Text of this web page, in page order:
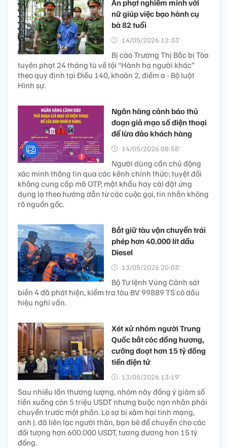
Án phạt nghiêm minh với
nữ giúp việc bạo hành cụ
bà 82 tuổi
14/05/2026 12:33’
Bị cáo Trương Thị Bắc bị Tòa
tuyên phạt 24 tháng tù về tội “Hành hạ người khác”
theo quy định tại Điều 140, khoản 2, điểm a - Bộ luật
Hình sự.
Ngân hàng cảnh báo thủ
đoạn giả mạo số điện thoại
để lừa đảo khách hàng
14/05/2026 08:58’
Người dùng cần chủ động
xác minh thông tin qua các kênh chính thức; tuyệt đối
không cung cấp mã OTP, mật khẩu hay cài đặt ứng
dụng lạ theo hướng dẫn từ các cuộc gọi, tin nhắn không
rõ nguồn gốc.
Bắt giữ tàu vận chuyển trái
phép hơn 40.000 lít dầu
Diesel
13/05/2026 20:03’
Bộ Tư lệnh Vùng Cảnh sát
biển 4 đã phát hiện, kiểm tra tàu BV 99889 TS có dấu
hiệu nghi vấn.
Xét xử nhóm người Trung
Quốc bắt cóc đồng hương,
cưỡng đoạt hơn 15 tỷ đồng
tiền điện tử
13/05/2026 13:19’
Sau nhiều lần thương lượng, nhóm này đồng ý giảm số
tiền xuống còn 5 triệu USDT nhưng buộc nạn nhân phải
chuyển trước một phần. Lo sợ bị xâm hại tính mạng,
anh J. đã liên lạc người thân, bạn bè để chuyển cho các
đối tượng hơn 600.000 USDT, tương đương hơn 15 tỷ
đồng.